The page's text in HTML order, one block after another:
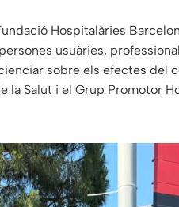
Hospitalàries
usuàries,
sobre els efectes del
la Salut i el Grup Promotor